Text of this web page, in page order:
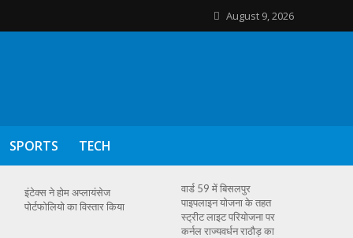
August 9, 2026
SPORTS TECH
इंटेक्स ने होम अप्लायंसेज
पोर्टफोलियो का विस्तार किया
वार्ड 59 में बिसलपुर
पाइपलाइन योजना के तहत
स्ट्रीट लाइट परियोजना पर
कर्नल राज्यवर्धन राठौड़ का